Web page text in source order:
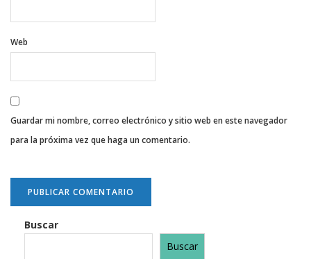
Web
Guardar mi nombre, correo electrónico y sitio web en este navegador
para la próxima vez que haga un comentario.
Buscar
Buscar